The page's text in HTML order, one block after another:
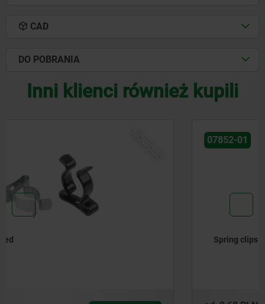
CAD
DO POBRANIA
Inni klienci również kupili
NOWOŚĆ